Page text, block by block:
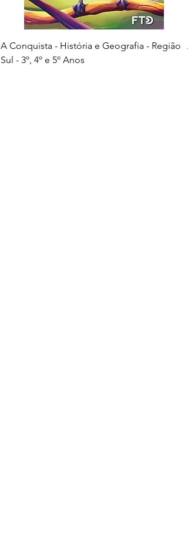
A Conquista - História e Geografia - Região
Sul - 3º, 4º e 5º Anos